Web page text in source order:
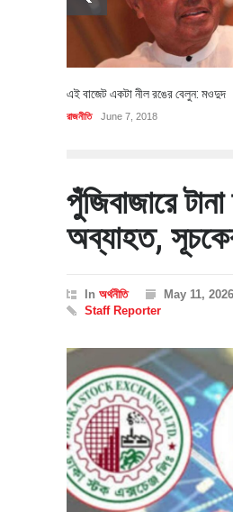
এই বাজেট একটা নীল রঙের বেলুন: মওদুদ
রাজনীতি June 7, 2018
পুঁজিবাজারে
অব্যাহত,
In অর্থনীতি
May 11, 2026
Staff Reporter